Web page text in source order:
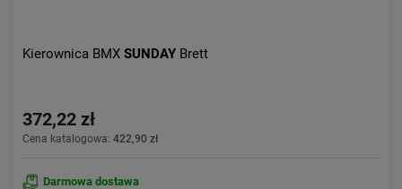
Kierownica BMX SUNDAY Brett
372,22 zł
Cena katalogowa: 422,90 zł
Darmowa dostawa